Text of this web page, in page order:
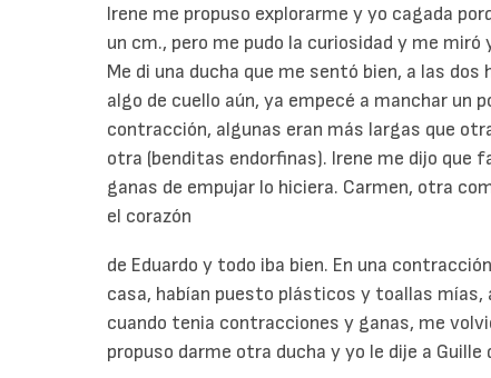
Irene me propuso explorarme y yo cagada
un cm., pero me pudo la curiosidad y me
Me di una ducha que me sentó bien, a las
algo de cuello aún, ya empecé a manchar un
contracción, algunas eran más largas que
otra (benditas endorfinas). Irene me dijo que
ganas de empujar lo hiciera. Carmen, otra
el corazón
de Eduardo y todo iba bien. En una
casa, habían puesto plásticos y toallas
cuando tenia contracciones y ganas, me
propuso darme otra ducha y yo le dije a Guille